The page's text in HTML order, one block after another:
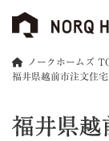
ノークホームズ
福井県越前市注文住
福井県越